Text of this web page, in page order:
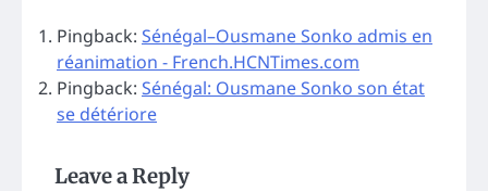
Pingback: Sénégal–Ousmane Sonko admis en
réanimation - French.HCNTimes.com
Pingback: Sénégal: Ousmane Sonko son état
se détériore
Leave a Reply